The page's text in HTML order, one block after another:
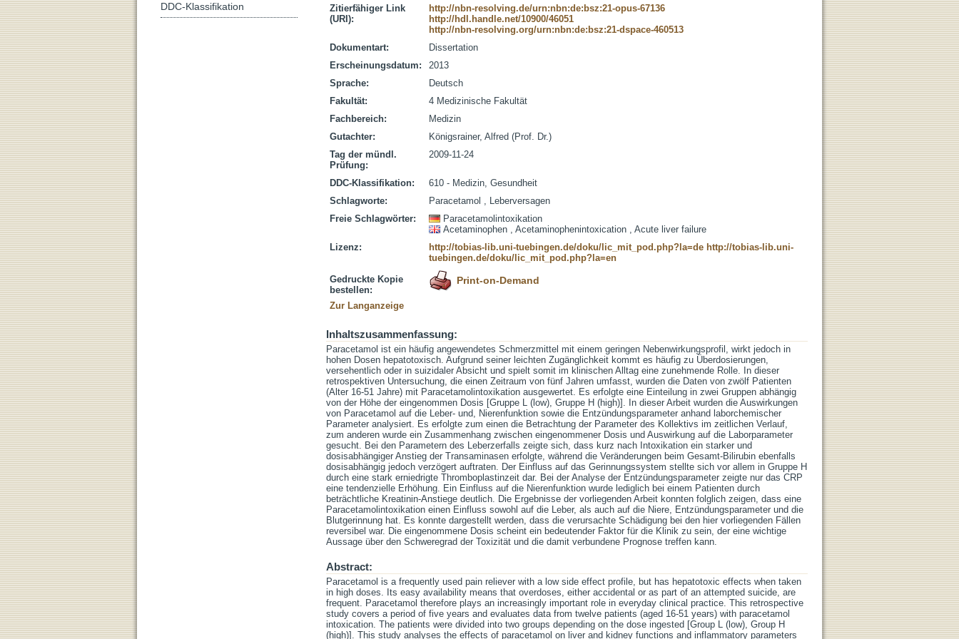
Zitierfähiger Link
(URI):
http://nbn-resolving.de/urn:nbn:de:bsz:21-opus-67136
http://hdl.handle.net/10900/46051
http://nbn-resolving.org/urn:nbn:de:bsz:21-dspace-460513
Dokumentart:
Dissertation
Erscheinungsdatum:
2013
Sprache:
Deutsch
Fakultät:
4 Medizinische Fakultät
Fachbereich:
Medizin
Gutachter:
Königsrainer, Alfred (Prof. Dr.)
Tag der mündl.
Prüfung:
2009-11-24
DDC-Klassifikation:
610 - Medizin, Gesundheit
Schlagworte:
Paracetamol , Leberversagen
Freie Schlagwörter:
Paracetamolintoxikation
Acetaminophen , Acetaminophenintoxication , Acute liver failure
Lizenz:
http://tobias-lib.uni-tuebingen.de/doku/lic_mit_pod.php?la=de http://tobias-lib.uni-
tuebingen.de/doku/lic_mit_pod.php?la=en
Gedruckte Kopie
bestellen:
Print-on-Demand
Zur Langanzeige
Inhaltszusammenfassung:
Paracetamol ist ein häufig angewendetes Schmerzmittel mit einem geringen Nebenwirkungsprofil, wirkt jedoch in
hohen Dosen hepatotoxisch. Aufgrund seiner leichten Zugänglichkeit kommt es häufig zu Überdosierungen,
versehentlich oder in suizidaler Absicht und spielt somit im klinischen Alltag eine zunehmende Rolle. In dieser
retrospektiven Untersuchung, die einen Zeitraum von fünf Jahren umfasst, wurden die Daten von zwölf Patienten
(Alter 16-51 Jahre) mit Paracetamolintoxikation ausgewertet. Es erfolgte eine Einteilung in zwei Gruppen abhängig
von der Höhe der eingenommen Dosis [Gruppe L (low), Gruppe H (high)]. In dieser Arbeit wurden die Auswirkungen
von Paracetamol auf die Leber- und, Nierenfunktion sowie die Entzündungsparameter anhand laborchemischer
Parameter analysiert. Es erfolgte zum einen die Betrachtung der Parameter des Kollektivs im zeitlichen Verlauf,
zum anderen wurde ein Zusammenhang zwischen eingenommener Dosis und Auswirkung auf die Laborparameter
gesucht. Bei den Parametern des Leberzerfalls zeigte sich, dass kurz nach Intoxikation ein starker und
dosisabhängiger Anstieg der Transaminasen erfolgte, während die Veränderungen beim Gesamt-Bilirubin ebenfalls
dosisabhängig jedoch verzögert auftraten. Der Einfluss auf das Gerinnungssystem stellte sich vor allem in Gruppe H
durch eine stark erniedrigte Thromboplastinzeit dar. Bei der Analyse der Entzündungsparameter zeigte nur das CRP
eine tendenzielle Erhöhung. Ein Einfluss auf die Nierenfunktion wurde lediglich bei einem Patienten durch
beträchtliche Kreatinin-Anstiege deutlich. Die Ergebnisse der vorliegenden Arbeit konnten folglich zeigen, dass eine
Paracetamolintoxikation einen Einfluss sowohl auf die Leber, als auch auf die Niere, Entzündungsparameter und die
Blutgerinnung hat. Es konnte dargestellt werden, dass die verursachte Schädigung bei den hier vorliegenden Fällen
reversibel war. Die eingenommene Dosis scheint ein bedeutender Faktor für die Klinik zu sein, der eine wichtige
Aussage über den Schweregrad der Toxizität und die damit verbundene Prognose treffen kann.
Abstract:
Paracetamol is a frequently used pain reliever with a low side effect profile, but has hepatotoxic effects when taken
in high doses. Its easy availability means that overdoses, either accidental or as part of an attempted suicide, are
frequent. Paracetamol therefore plays an increasingly important role in everyday clinical practice. This retrospective
study covers a period of five years and evaluates data from twelve patients (aged 16-51 years) with paracetamol
intoxication. The patients were divided into two groups depending on the dose ingested [Group L (low), Group H
(high)]. This study analyses the effects of paracetamol on liver and kidney functions and inflammatory parameters
DDC-Klassifikation